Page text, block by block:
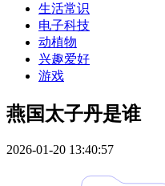
生活常识
电子科技
动植物
兴趣爱好
游戏
燕国太子丹是谁
2026-01-20 13:40:57